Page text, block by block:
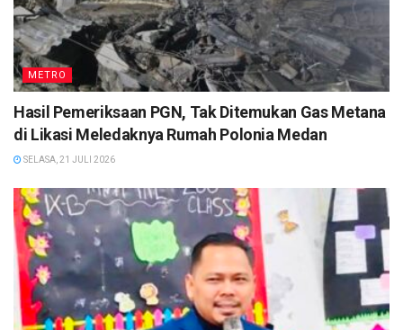
METRO
Hasil Pemeriksaan PGN, Tak Ditemukan Gas Metana
di Likasi Meledaknya Rumah Polonia Medan
SELASA, 21 JULI 2026